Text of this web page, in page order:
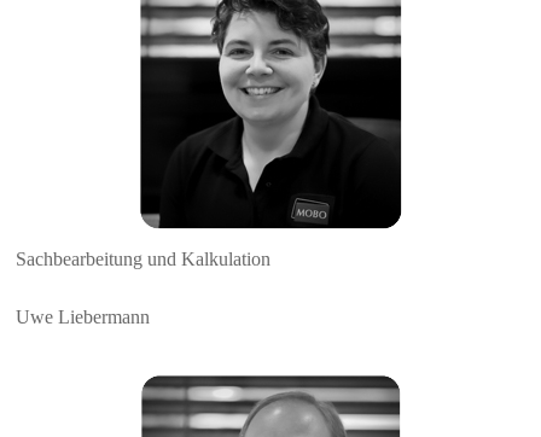
Sachbearbeitung und Kalkulation
Uwe Liebermann